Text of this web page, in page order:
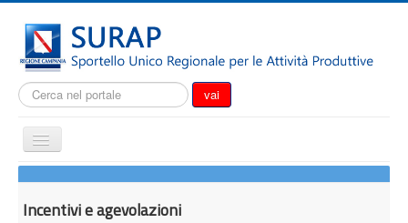
Cerca... vai
Cambia
navigazione
Notizie
Incentivi e agevolazioni